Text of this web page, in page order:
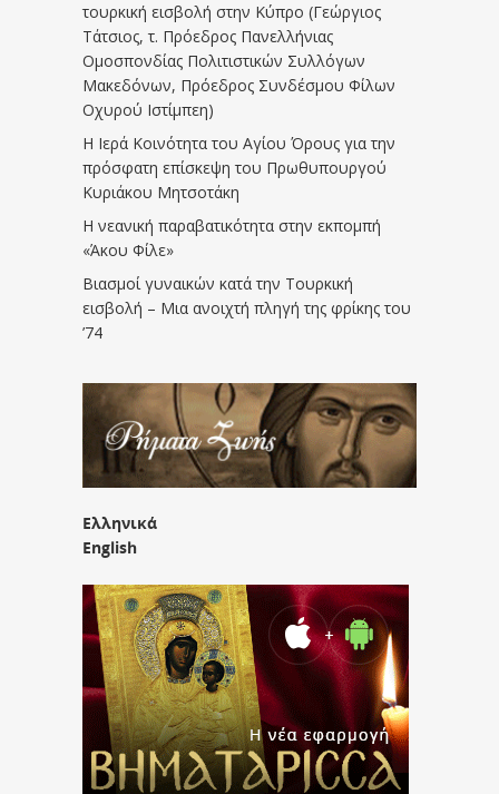
τουρκική εισβολή στην Κύπρο (Γεώργιος
Τάτσιος, τ. Πρόεδρος Πανελλήνιας
Ομοσπονδίας Πολιτιστικών Συλλόγων
Μακεδόνων, Πρόεδρος Συνδέσμου Φίλων
Οχυρού Ιστίμπεη)
Η Ιερά Κοινότητα του Αγίου Όρους για την
πρόσφατη επίσκεψη του Πρωθυπουργού
Κυριάκου Μητσοτάκη
Η νεανική παραβατικότητα στην εκπομπή
«Άκου Φίλε»
Βιασμοί γυναικών κατά την Τουρκική
εισβολή – Μια ανοιχτή πληγή της φρίκης του
’74
Ελληνικά
English